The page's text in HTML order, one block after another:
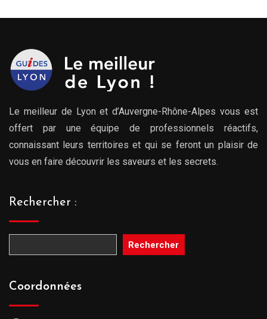
Le meilleur de Lyon et d’Auvergne-Rhône-Alpes vous est
offert par une équipe de professionnels réactifs,
connaissant leurs territoires et qui se feront un plaisir de
vous en faire découvrir les saveurs et les secrets.
Rechercher :
Rechercher
Coordonnées